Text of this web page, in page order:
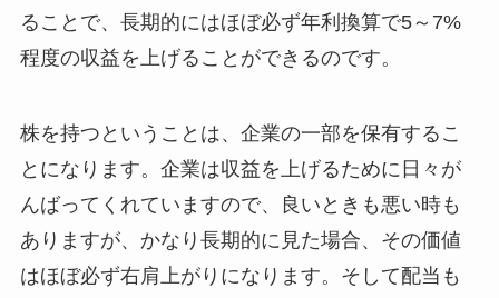
ることで、長期的にはほぼ必ず年利換算で5～7%
程度の収益を上げることができるのです。
株を持つということは、企業の一部を保有するこ
とになります。企業は収益を上げるために日々が
んばってくれていますので、良いときも悪い時も
ありますが、かなり長期的に見た場合、その価値
はほぼ必ず右肩上がりになります。そして配当も